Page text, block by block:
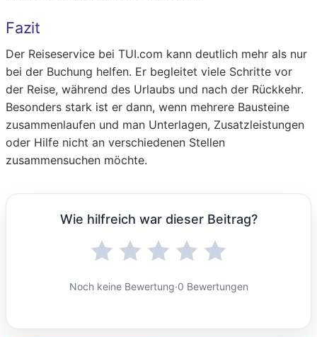
Fazit
Der Reiseservice bei TUI.com kann deutlich mehr als nur
bei der Buchung helfen. Er begleitet viele Schritte vor
der Reise, während des Urlaubs und nach der Rückkehr.
Besonders stark ist er dann, wenn mehrere Bausteine
zusammenlaufen und man Unterlagen, Zusatzleistungen
oder Hilfe nicht an verschiedenen Stellen
zusammensuchen möchte.
Wie hilfreich war dieser Beitrag?
Noch keine Bewertung·0 Bewertungen